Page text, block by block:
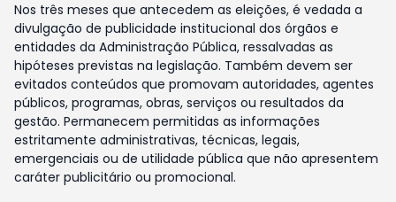
Nos três meses que antecedem as eleições, é vedada a
divulgação de publicidade institucional dos órgãos e
entidades da Administração Pública, ressalvadas as
hipóteses previstas na legislação. Também devem ser
evitados conteúdos que promovam autoridades, agentes
públicos, programas, obras, serviços ou resultados da
gestão. Permanecem permitidas as informações
estritamente administrativas, técnicas, legais,
emergenciais ou de utilidade pública que não apresentem
caráter publicitário ou promocional.